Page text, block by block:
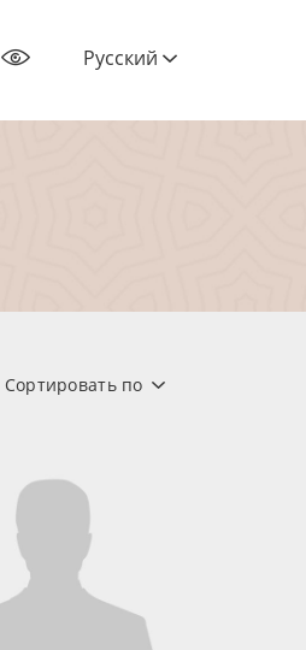
Русский
Сортировать по